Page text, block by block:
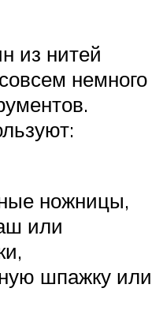
из нитей
немного
ножницы,
или
шпажку или